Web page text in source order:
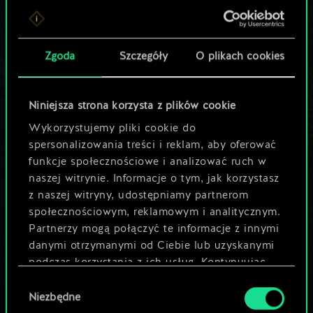
Zgoda Szczegóły O plikach cookies
Niniejsza strona korzysta z plików cookie
Wykorzystujemy pliki cookie do
spersonalizowania treści i reklam, aby oferować
funkcje społecznościowe i analizować ruch w
naszej witrynie. Informacje o tym, jak korzystasz
z naszej witryny, udostępniamy partnerom
społecznościowym, reklamowym i analitycznym.
Partnerzy mogą połączyć te informacje z innymi
danymi otrzymanymi od Ciebie lub uzyskanymi
podczas korzystania z ich usług. Kontynuując
używanie plików cookie.
zgody
Niezbędne
Lubisz grać tą talią?
Pomóż społeczności
odkryć jej
potencjał!
Nazwij talię i opisz swoją strategię
Edytuj talię
LUB